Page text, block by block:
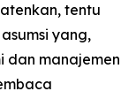
tentu
yang,
dan manajemen